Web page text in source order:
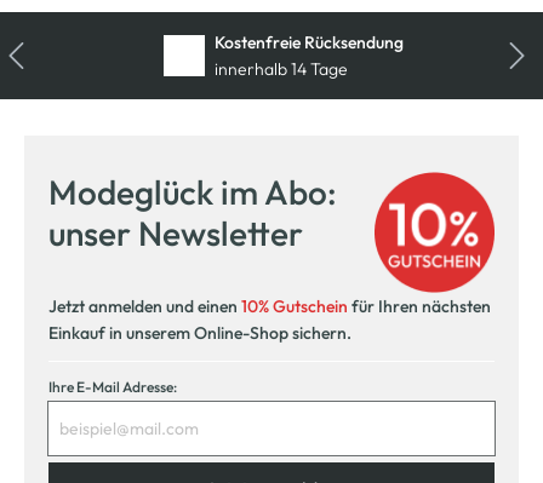
Kostenfreie Rücksendung
innerhalb 14 Tage
Modeglück im Abo:
unser Newsletter
Jetzt anmelden und einen 10% Gutschein für Ihren nächsten
Einkauf in unserem Online-Shop sichern.
Ihre E-Mail Adresse: